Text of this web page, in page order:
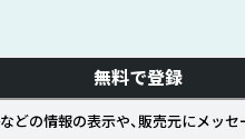
無料で登録
どの情報の表示や、販売元にメッ